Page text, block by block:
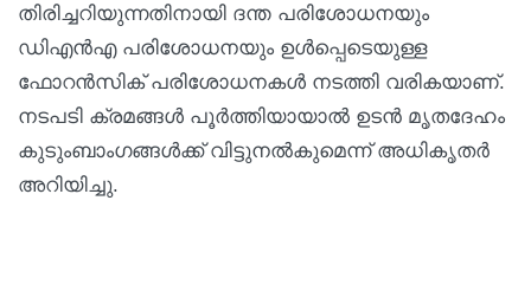
തിരിച്ചറിയുന്നതിനായി ദന്ത പരിശോധനയും
ഡിഎന്‍എ പരിശോധനയും ഉള്‍പ്പെടെയുള്ള
ഫോറന്‍സിക് പരിശോധനകള്‍ നടത്തി വരികയാണ്.
നടപടി ക്രമങ്ങള്‍ പൂര്‍ത്തിയായാല്‍ ഉടന്‍ മൃതദേഹം
കുടുംബാംഗങ്ങള്‍ക്ക് വിട്ടുനല്‍കുമെന്ന് അധികൃതര്‍
അറിയിച്ചു.